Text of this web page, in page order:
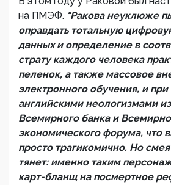
на ПМЭФ. "Ракова неуклюже
оправдать тотальную
данных и определение в
страту каждого человека
пеленок, а также массовое
электронного обучения, и
английскими неологизмами
Всемирного банка и
экономического форума, что
просто трагикомично. Но
тянет: именно таким
карт-бланщ на посмертное